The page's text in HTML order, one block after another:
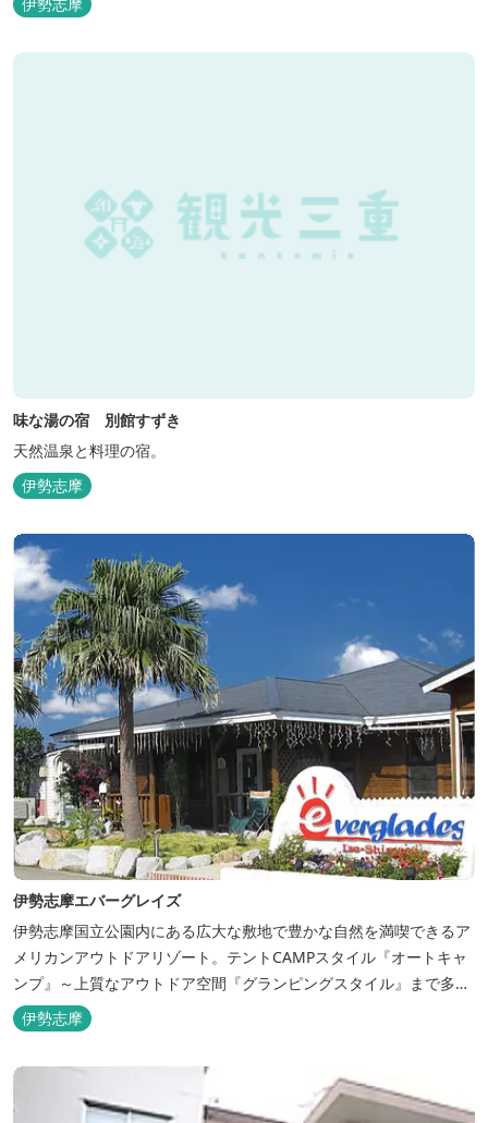
伊勢志摩
味な湯の宿 別館すずき
天然温泉と料理の宿。
伊勢志摩
伊勢志摩エバーグレイズ
伊勢志摩国立公園内にある広大な敷地で豊かな自然を満喫できるア
メリカンアウトドアリゾート。テントCAMPスタイル『オートキャ
ンプ』～上質なアウトドア空間『グランピングスタイル』まで多彩
な宿泊スタイルを体験できます。 場内ではキッズイベント＆アクテ
ィビティーが人気！365日開催のアメリカンカルチャーを取り入れ
伊勢志摩